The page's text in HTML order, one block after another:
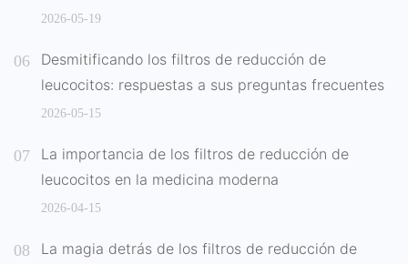
2026-05-19
Desmitificando los filtros de reducción de
leucocitos: respuestas a sus preguntas frecuentes
2026-05-15
La importancia de los filtros de reducción de
leucocitos en la medicina moderna
2026-04-15
La magia detrás de los filtros de reducción de